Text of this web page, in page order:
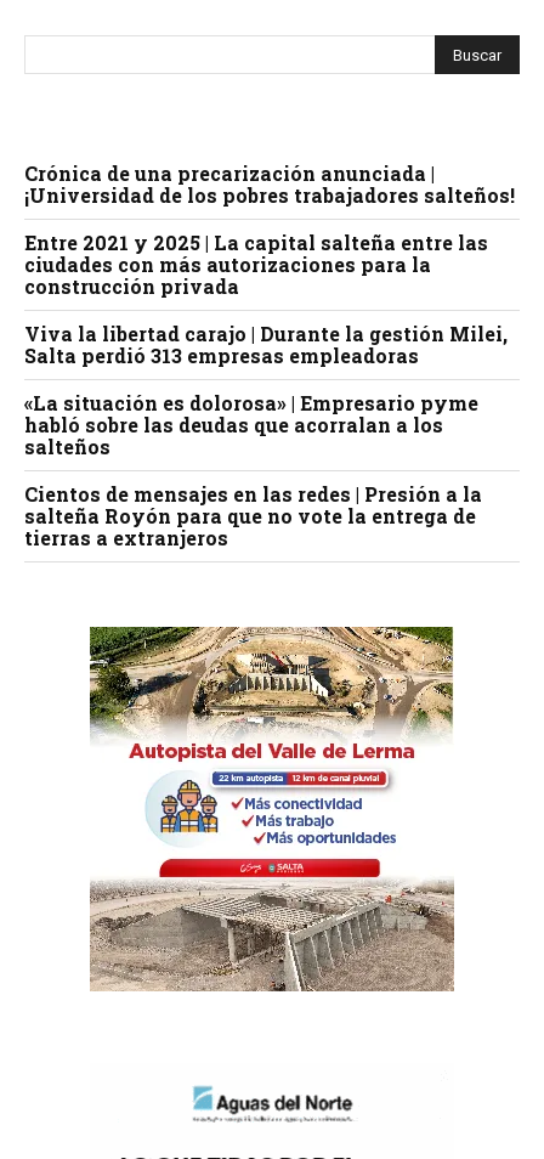
Crónica de una precarización anunciada |
¡Universidad de los pobres trabajadores salteños!
Entre 2021 y 2025 | La capital salteña entre las
ciudades con más autorizaciones para la
construcción privada
Viva la libertad carajo | Durante la gestión Milei,
Salta perdió 313 empresas empleadoras
«La situación es dolorosa» | Empresario pyme
habló sobre las deudas que acorralan a los
salteños
Cientos de mensajes en las redes | Presión a la
salteña Royón para que no vote la entrega de
tierras a extranjeros